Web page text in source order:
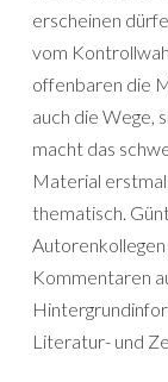
erscheinen
vom
offenbaren die
auch die Wege,
macht das
Material
thematisch.
Kommentaren
Literatur- und